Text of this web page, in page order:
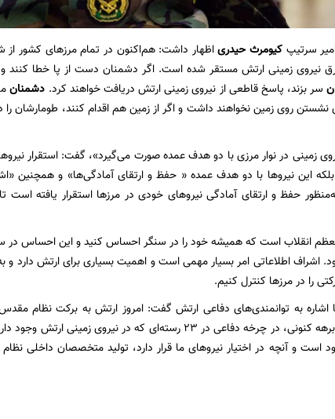
سرتیپ کیومرث حیدریاظهار داشت: هم‌اکنون در تمام مرزهای کشور
زمینی ارتش مستقر شده است. اگر دشمنان دست از پا خطا کنند و
سر بزند، پاسخ قاطعی از نیروی زمینی ارتش دریافت خواهند کرد. دشمنان
نشستن روی زمین نخواهند داشت و اگر از زمین هم اقدام کنند، طومارشان
زمینی در نوار مرزی با دو هدف عمده صورت می‌گیرد»، گفت: استقرار
این نیروها با دو هدف عمده « حفظ و ارتقای آمادگی‌ها» و همچنین
حفظ و ارتقای آمادگی نیروهای خودی در مرزها استقرار یافته است
انقلاب است که همیشه خود را در سنگر احساس کنید و این احساس در
اشراف اطلاعاتی امر بسیار مهمی است و اهمیت بسیاری برای ارتش دارد و
را در مرزها کنترل کنیم.
اشاره به توانمندی‌های دفاعی ارتش گفت: امروز ارتش به برکت نظام
نیرویی مردمی و البته خودکفاست. در برهه کنونی، در چرخه دفاعی در ۲۳ رسته‌ای که در
است و آنچه در اختیار نیروهای ما قرار دارد، تولید متخصصان داخلی